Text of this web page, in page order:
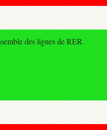
des lignes de RER.